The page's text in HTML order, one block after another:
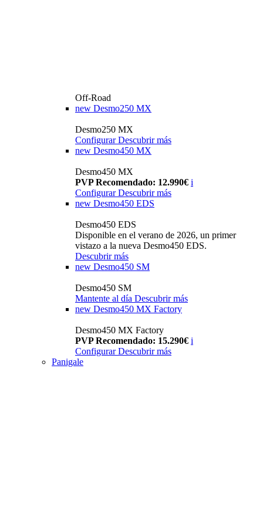
Off-Road
new Desmo250 MX
Desmo250 MX
Configurar Descubrir más
new Desmo450 MX
Desmo450 MX
PVP Recomendado: 12.990€ i
Configurar Descubrir más
new Desmo450 EDS
Desmo450 EDS
Disponible en el verano de 2026, un primer
vistazo a la nueva Desmo450 EDS.
Descubrir más
new Desmo450 SM
Desmo450 SM
Mantente al día Descubrir más
new Desmo450 MX Factory
Desmo450 MX Factory
PVP Recomendado: 15.290€ i
Configurar Descubrir más
Panigale